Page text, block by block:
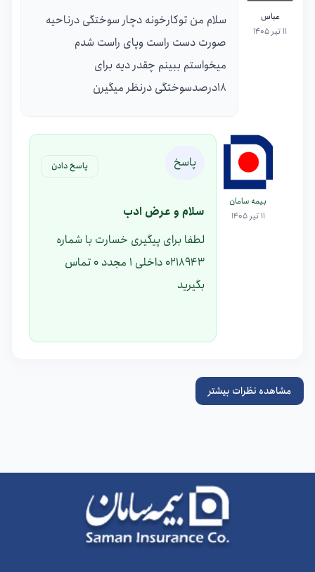
عباس
11 تیر 1405
سلام من توکارخونه دچار سوختگی درناحیه
صورت دست راست وپای راست شدم
میخواستم ببینم چقدر دیه برای
18درصدسوختگی درنظر میگیرن
بیمه سامان
11 تیر 1405
پاسخ پاسخ دادن
سلام و عرض ادب
لطفا برای پیگیری خسارت با شماره
0218943 داخلی 1 مجدد 0 تماس
بگیرید
مشاهده نظرات بیشتر